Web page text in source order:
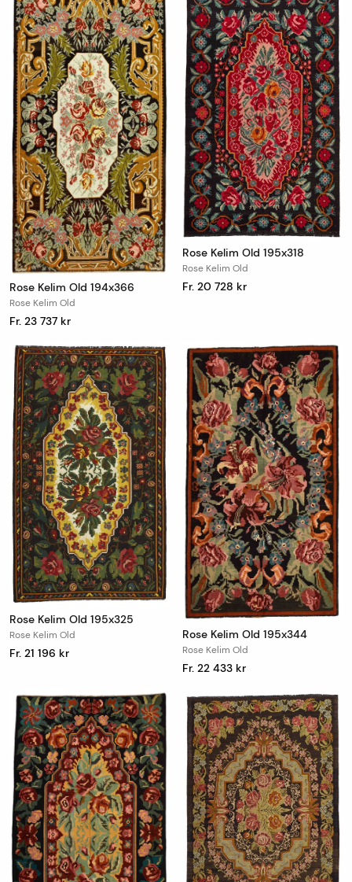
Rose Kelim Old 194x366
Rose Kelim Old
Fr. 23 737 kr
Rose Kelim Old 195x318
Rose Kelim Old
Fr. 20 728 kr
Rose Kelim Old 195x325
Rose Kelim Old
Fr. 21 196 kr
Rose Kelim Old 195x344
Rose Kelim Old
Fr. 22 433 kr